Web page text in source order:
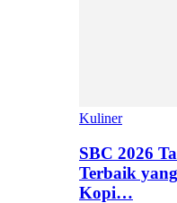
Kuliner
SBC 2026
Terbaik
Kopi…